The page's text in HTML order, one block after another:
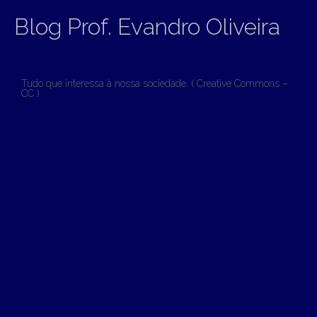
Blog Prof. Evandro Oliveira
Tudo que interessa à nossa sociedade. ( Creative Commons –
CC )